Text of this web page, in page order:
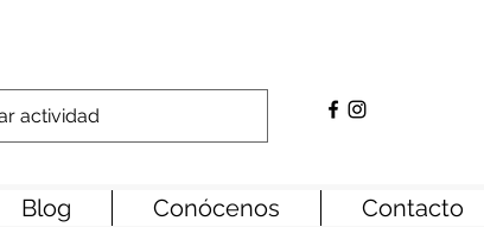
Blog Conócenos Contacto